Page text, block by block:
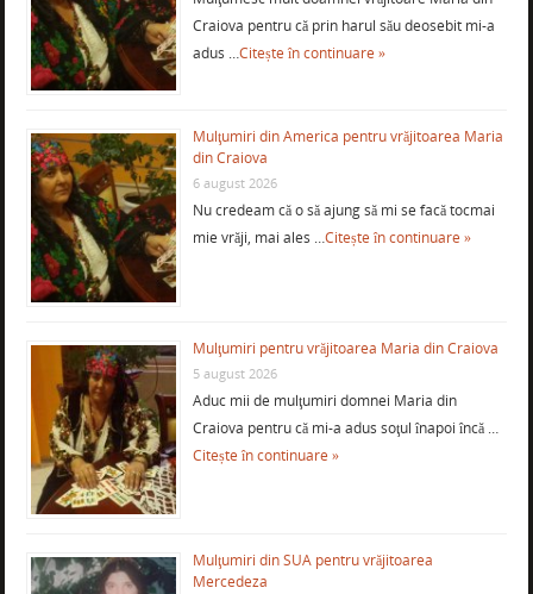
Craiova pentru că prin harul său deosebit mi-a
adus …Citește în continuare »
Mulţumiri din America pentru vrăjitoarea Maria
din Craiova
6 august 2026
Nu credeam că o să ajung să mi se facă tocmai
mie vrăji, mai ales …Citește în continuare »
Mulţumiri pentru vrăjitoarea Maria din Craiova
5 august 2026
Aduc mii de mulţumiri domnei Maria din
Craiova pentru că mi-a adus soţul înapoi încă …
Citește în continuare »
Mulţumiri din SUA pentru vrăjitoarea
Mercedeza